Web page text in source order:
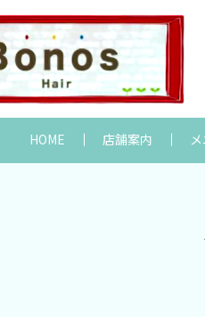
HOME 店舗案内